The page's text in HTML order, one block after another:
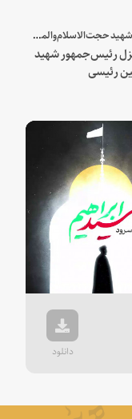
در جمع خانواده و نزدیکان شهید حجت‌الاسلام‌والمسلمین رئیسی:
رئیس‌جمهور شهید
رئیسی
دانلود